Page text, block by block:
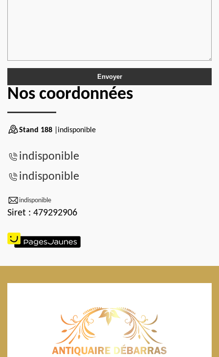
Nos coordonnées
Stand 188 |indisponible
indisponible
indisponible
indisponible
Siret : 479292906